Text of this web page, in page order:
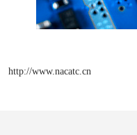
http://www.nacatc.cn